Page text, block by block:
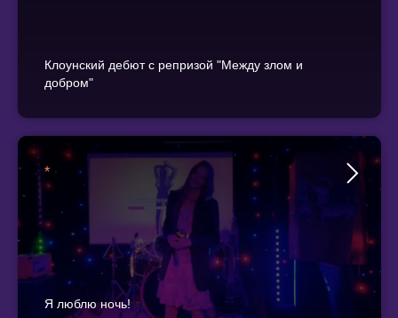
Клоунский дебют с репризой "Между злом и
добром"
*
Я люблю ночь!